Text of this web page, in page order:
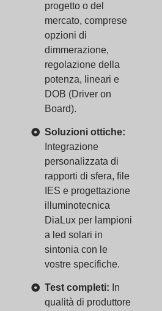
progetto o del
mercato, comprese
opzioni di
dimmerazione,
regolazione della
potenza, lineari e
DOB (Driver on
Board).
Soluzioni ottiche:
Integrazione
personalizzata di
rapporti di sfera, file
IES e progettazione
illuminotecnica
DiaLux per lampioni
a led solari in
sintonia con le
vostre specifiche.
Test completi: In
qualità di produttore